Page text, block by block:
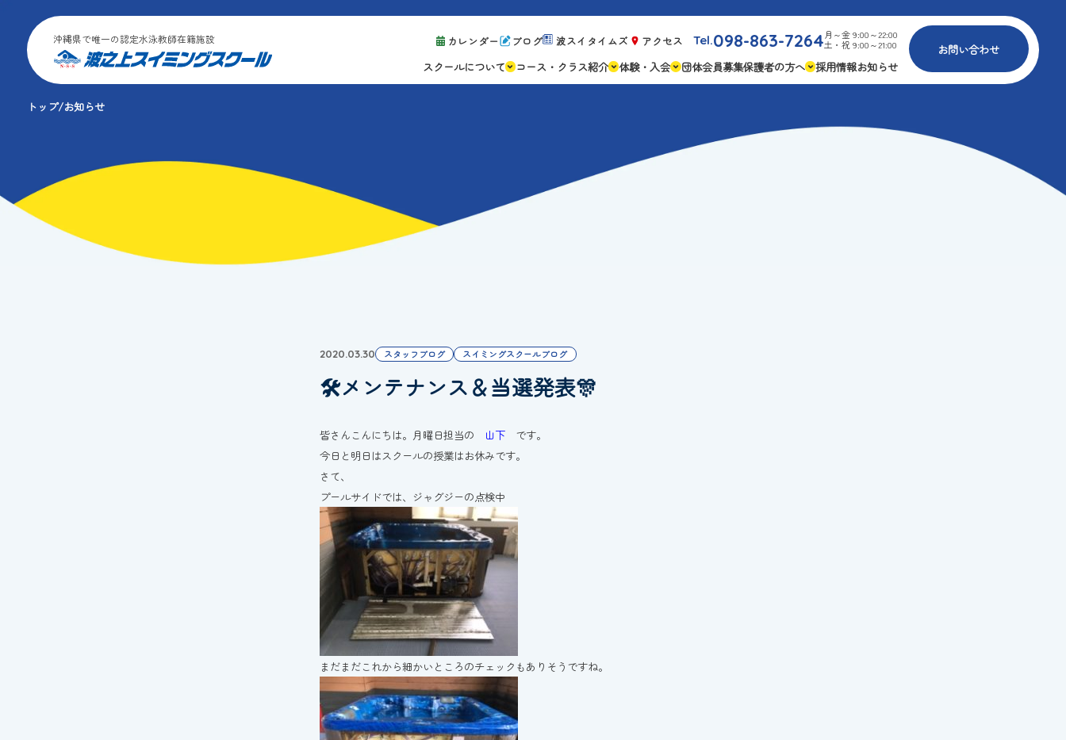
沖縄県で唯一の認定水泳教師在籍施設 カレンダー ブログ 波スイタイムズ アクセス Tel.098-863-7264月～金 9:00～22:00
土・祝 9:00～21:00
お問い合わせ
スクールについて
コース・クラス紹介 体験・入会
キャンペーン情報
よくある質問
団体会員募集保護者の方へ
ゴールデンエイジ
採用情報お知らせ
トップ お知らせ
2020.03.30 スタッフブログ スイミングスクールブログ
🛠メンテナンス＆当選発表🎊
皆さんこんにちは。月曜日担当の 山下 です。
今日と明日はスクールの授業はお休みです。
さて、
プールサイドでは、ジャグジーの点検中
まだまだこれから細かいところのチェックもありそうですね。